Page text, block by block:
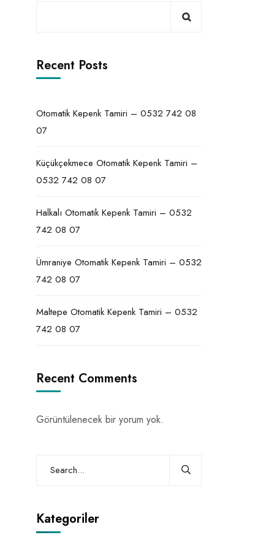
Recent Posts
Otomatik Kepenk Tamiri – 0532 742 08
07
Küçükçekmece Otomatik Kepenk Tamiri –
0532 742 08 07
Halkalı Otomatik Kepenk Tamiri – 0532
742 08 07
Ümraniye Otomatik Kepenk Tamiri – 0532
742 08 07
Maltepe Otomatik Kepenk Tamiri – 0532
742 08 07
Recent Comments
Görüntülenecek bir yorum yok.
Kategoriler